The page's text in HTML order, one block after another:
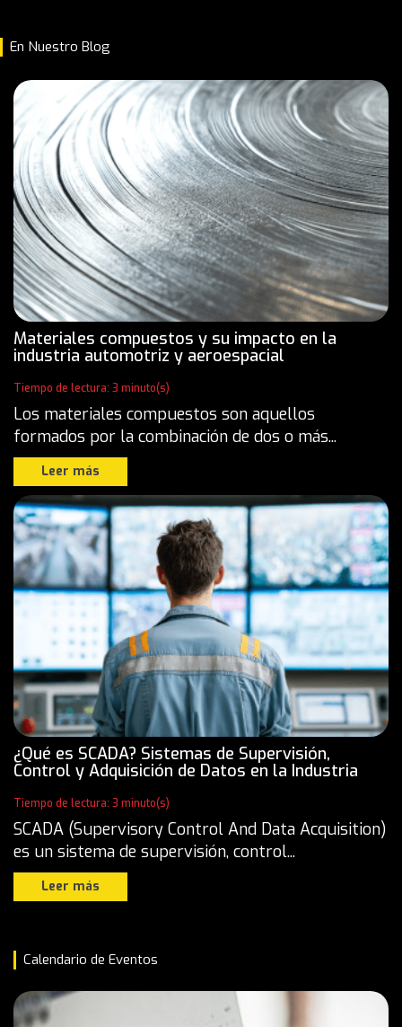
En Nuestro Blog
Materiales compuestos y su impacto en la
industria automotriz y aeroespacial
Tiempo de lectura: 3 minuto(s)
Los materiales compuestos son aquellos
formados por la combinación de dos o más...
Leer más
¿Qué es SCADA? Sistemas de Supervisión,
Control y Adquisición de Datos en la Industria
Tiempo de lectura: 3 minuto(s)
SCADA (Supervisory Control And Data Acquisition)
es un sistema de supervisión, control...
Leer más
Calendario de Eventos